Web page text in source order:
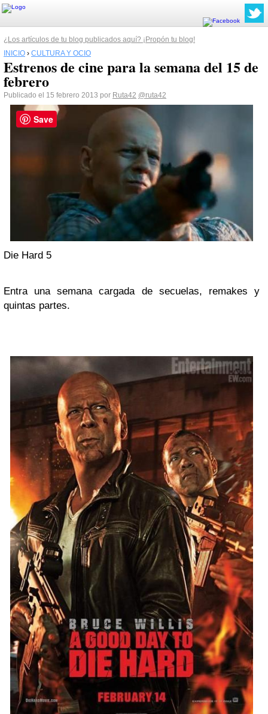
¿Los artículos de tu blog publicados aquí? ¡Propón tu blog!
INICIO › CULTURA Y OCIO
Estrenos de cine para la semana del 15 de
febrero
Publicado el 15 febrero 2013 por Ruta42 @ruta42
Die Hard 5
Entra una semana cargada de secuelas, remakes y
quintas partes.
Save